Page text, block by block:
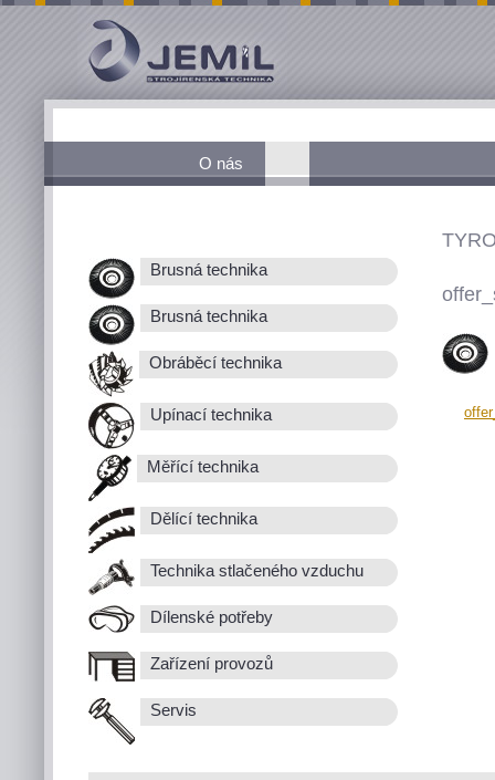
O nás
Brusná technika
Brusná technika
Obráběcí technika
Upínací technika
Měřící technika
Dělící technika
Technika stlačeného vzduchu
Dílenské potřeby
Zařízení provozů
Servis